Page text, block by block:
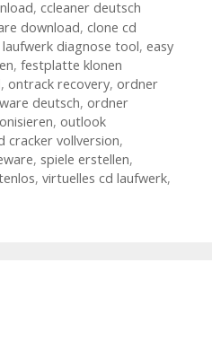
, ccleaner deutsch
download, clone cd
laufwerk diagnose tool, easy
, festplatte klonen
, ontrack recovery, ordner
deutsch, ordner
, outlook
cracker vollversion,
, spiele erstellen,
, virtuelles cd laufwerk,